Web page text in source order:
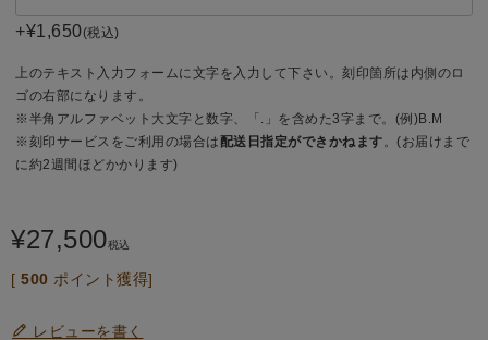
+¥1,650 税込
上のテキスト入力フォームに文字を入力して下さい。刻印箇所は内側のロ
ゴの右部になります。
※半角アルファベット大文字と数字、「.」を含めた3字まで。(例)B.M
※刻印サービスをご利用の場合は 配送日指定ができかねます。(お届けまで
に約2週間ほどかかります)
¥27,500税込
[ 500 ポイント獲得]
レビューを書く